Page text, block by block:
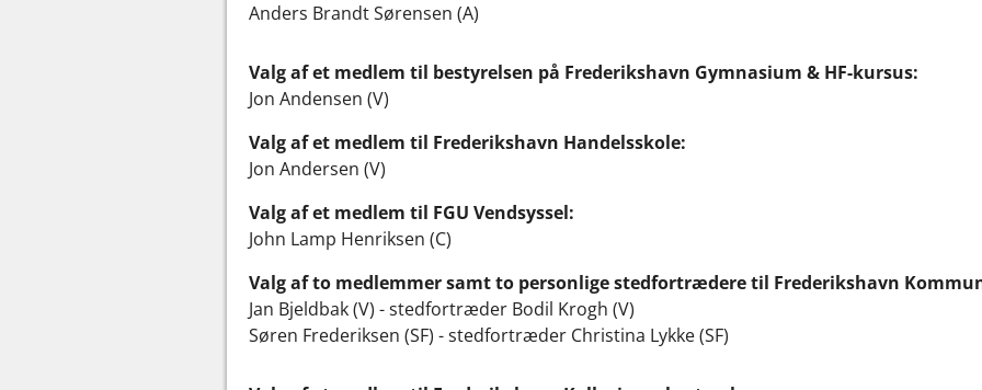
Anders Brandt Sørensen (A)
Valg af et medlem til bestyrelsen på Frederikshavn Gymnasium & HF-kursus:
Jon Andensen (V)
Valg af et medlem til Frederikshavn Handelsskole:
Jon Andersen (V)
Valg af et medlem til FGU Vendsyssel:
John Lamp Henriksen (C)
Valg af to medlemmer samt to personlige stedfortrædere til Frederikshavn
Jan Bjeldbak (V) - stedfortræder Bodil Krogh (V)
Søren Frederiksen (SF) - stedfortræder Christina Lykke (SF)